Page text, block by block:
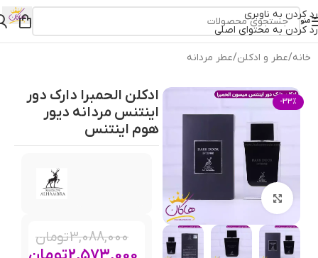
رد کردن به ناوبری
رد کردن به محتوای اصلی
منو
خانه/عطر و ادکلن/عطر مردانه
-33%
بزرگنمایی تصویر
ادکلن الحمبرا دارک دور
اینتنس مردانه دیور
هوم اینتنس
3,088,000تومان